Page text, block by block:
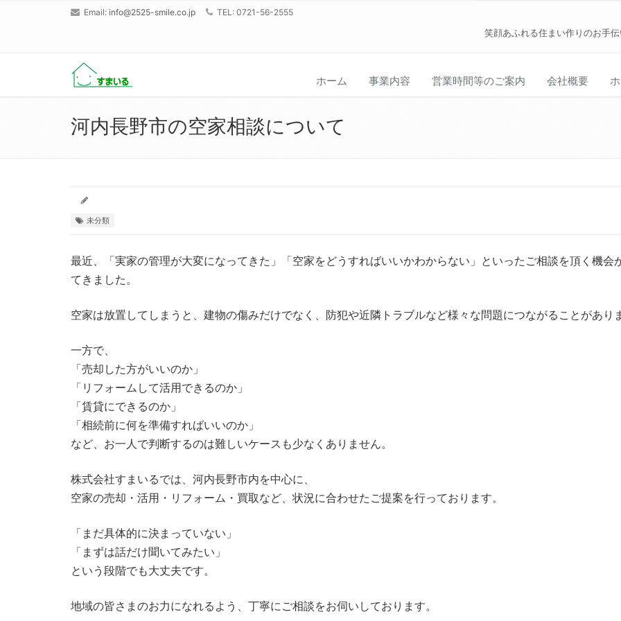
Email: info@2525-smile.co.jp TEL: 0721-56-2555
笑顔あふれる住まい作りのお手
ホーム 事業内容 営業時間等のご案内 会社概要
河内長野市の空家相談について
未分類
最近、「実家の管理が大変になってきた」「空家をどうすればいいかわからない」といったご相談を頂く機会
てきました。
空家は放置してしまうと、建物の傷みだけでなく、防犯や近隣トラブルなど様々な問題につながることがあり
一方で、
「売却した方がいいのか」
「リフォームして活用できるのか」
「賃貸にできるのか」
「相続前に何を準備すればいいのか」
など、お一人で判断するのは難しいケースも少なくありません。
株式会社すまいるでは、河内長野市内を中心に、
空家の売却・活用・リフォーム・買取など、状況に合わせたご提案を行っております。
「まだ具体的に決まっていない」
「まずは話だけ聞いてみたい」
という段階でも大丈夫です。
地域の皆さまのお力になれるよう、丁寧にご相談をお伺いしております。